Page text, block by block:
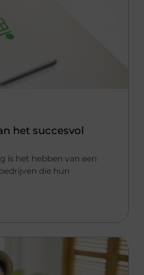
het succesvol
is het hebben van een
die hun